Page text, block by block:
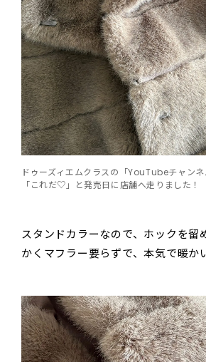
ドゥーズィエムクラスの「YouTubeチャン
「これだ♡」と発売日に店舗へ走りました！
スタンドカラーなので、ホックを留
かくマフラー要らずで、本気で暖か